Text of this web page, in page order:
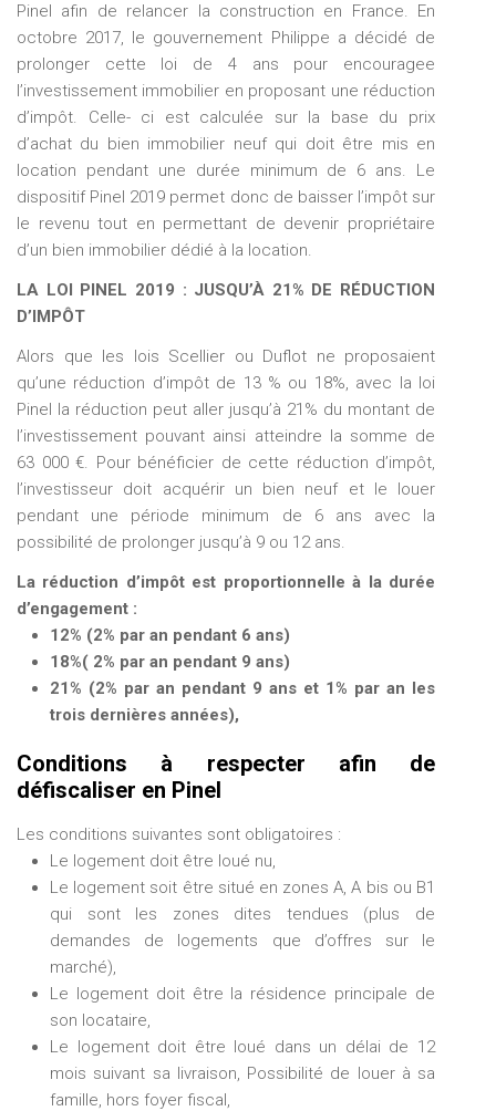
Pinel afin de relancer la construction en France. En
octobre 2017, le gouvernement Philippe a décidé de
prolonger cette loi de 4 ans pour encouragee
l’investissement immobilier en proposant une réduction
d’impôt. Celle- ci est calculée sur la base du prix
d’achat du bien immobilier neuf qui doit être mis en
location pendant une durée minimum de 6 ans. Le
dispositif Pinel 2019 permet donc de baisser l’impôt sur
le revenu tout en permettant de devenir propriétaire
d’un bien immobilier dédié à la location.
LA LOI PINEL 2019 : JUSQU’À 21% DE RÉDUCTION
D’IMPÔT
Alors que les lois Scellier ou Duflot ne proposaient
qu’une réduction d’impôt de 13 % ou 18%, avec la loi
Pinel la réduction peut aller jusqu’à 21% du montant de
l’investissement pouvant ainsi atteindre la somme de
63 000 €. Pour bénéficier de cette réduction d’impôt,
l’investisseur doit acquérir un bien neuf et le louer
pendant une période minimum de 6 ans avec la
possibilité de prolonger jusqu’à 9 ou 12 ans.
La réduction d’impôt est proportionnelle à la durée
d’engagement :
12% (2% par an pendant 6 ans)
18%( 2% par an pendant 9 ans)
21% (2% par an pendant 9 ans et 1% par an les
trois dernières années),
Conditions à respecter afin de
défiscaliser en Pinel
Les conditions suivantes sont obligatoires :
Le logement doit être loué nu,
Le logement soit être situé en zones A, A bis ou B1
qui sont les zones dites tendues (plus de
demandes de logements que d’offres sur le
marché),
Le logement doit être la résidence principale de
son locataire,
Le logement doit être loué dans un délai de 12
mois suivant sa livraison, Possibilité de louer à sa
famille, hors foyer fiscal,